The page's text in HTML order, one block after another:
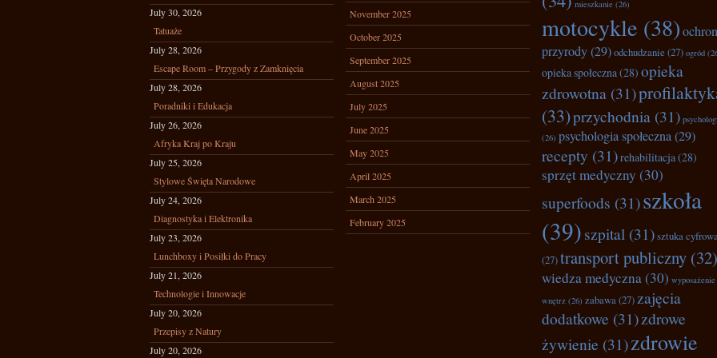
July 30, 2026
Tatuaże
July 28, 2026
Escape Room – Przygody z Zamknięcia
July 28, 2026
Poradniki i Edukacja
July 26, 2026
Afryka Kraj po Kraju
July 25, 2026
Stylowe Święta Narodowe
July 24, 2026
Diagnostyka i Elektronika
July 23, 2026
Lunchboxy i Posiłki do Pracy
July 21, 2026
Technologie i Innowacje
July 20, 2026
Przepisy z Natury
July 20, 2026
November 2025
October 2025
September 2025
August 2025
July 2025
June 2025
May 2025
April 2025
March 2025
February 2025
mieszkanie (26)
motocykle (38)
przyrody(29)odchudzanie (27) ogród
opieka społeczna(28) opieka
zdrowotna (31)
(33)przychodnia (31)
(26) psychologia społeczna(29)
recepty (31)rehabilitacja(28)
sprzęt medyczny (30)
superfoods (31)szkoła
(39)szpital (31)sztuka
(27)transport publiczny (32)
wiedza medyczna(30) wyposażenie
wnętrz (26) zabawa(27) zajęcia
dodatkowe (31)zdrowe
żywienie (31)zdrowie